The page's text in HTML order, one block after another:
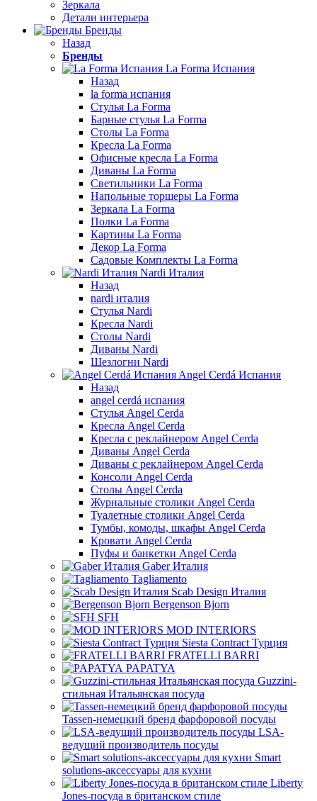
Зеркала
Детали интерьера
Бренды
Назад
Бренды
La Forma Испания
Назад
la forma испания
Стулья La Forma
Барные стулья La Forma
Столы La Forma
Кресла La Forma
Офисные кресла La Forma
Диваны La Forma
Светильники La Forma
Напольные торшеры La Forma
Зеркала La Forma
Полки La Forma
Картины La Forma
Декор La Forma
Садовые Комплекты La Forma
Nardi Италия
Назад
nardi италия
Стулья Nardi
Кресла Nardi
Столы Nardi
Диваны Nardi
Шезлогни Nardi
Angel Cerdá Испания
Назад
angel cerdá испания
Стулья Angel Cerda
Кресла Angel Cerda
Кресла с реклайнером Angel Cerda
Диваны Angel Cerda
Диваны с реклайнером Angel Cerda
Консоли Angel Cerda
Столы Angel Cerda
Журнальные столики Angel Cerda
Туалетные столики Angel Cerda
Тумбы, комоды, шкафы Angel Cerda
Кровати Angel Cerda
Пуфы и банкетки Angel Cerda
Gaber Италия
Tagliamento
Scab Design Италия
Bergenson Bjorn
SFH
MOD INTERIORS
Siesta Contract Турция
FRATELLI BARRI
PAPATYA
Guzzini-
стильная Итальянская посуда
Tassen-немецкий бренд фарфоровой посуды
LSA-
ведущий производитель посуды
Smart
solutions-аксессуары для кухни
Liberty
Jones-посуда в британском стиле